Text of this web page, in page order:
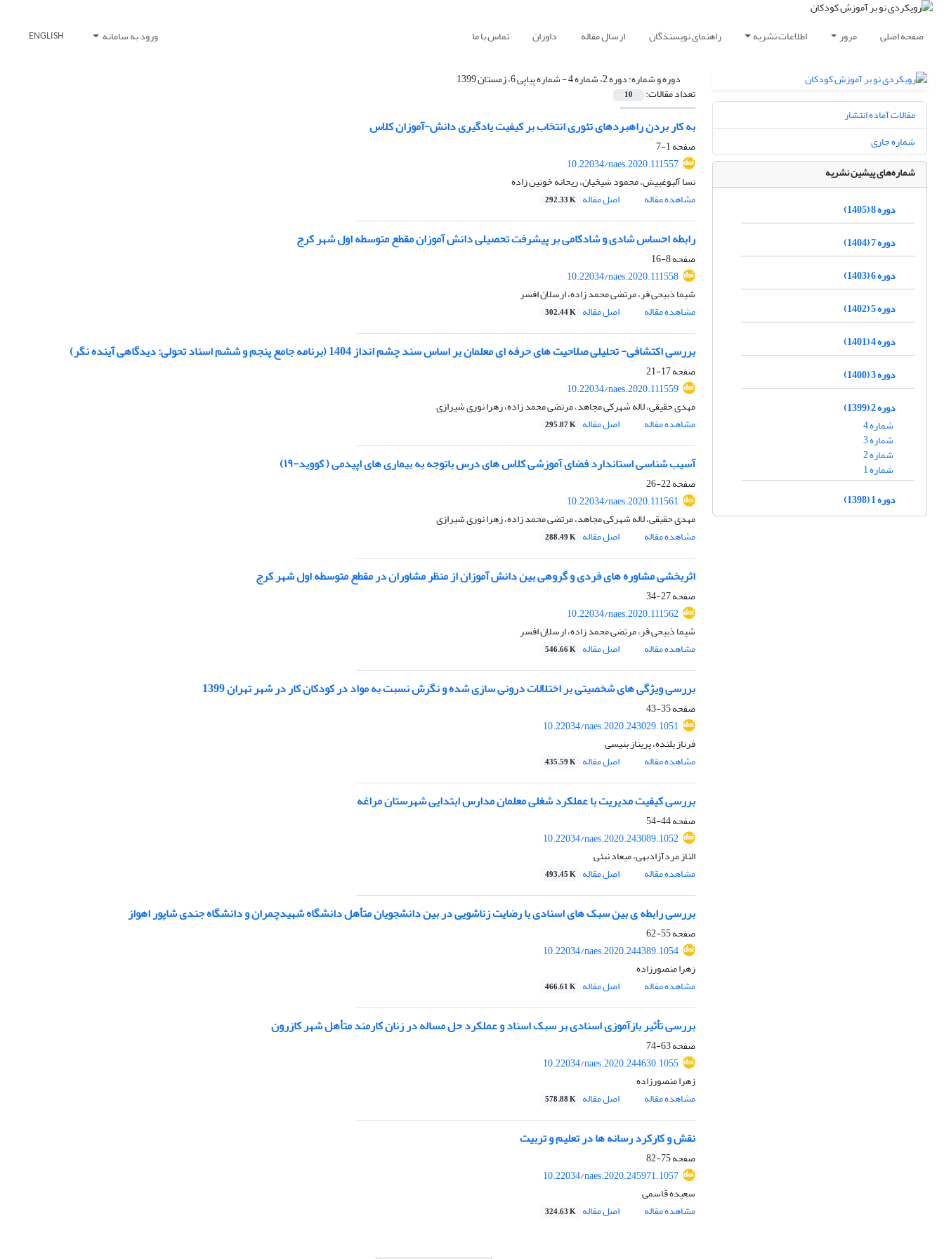
صفحه اصلی مرور اطلاعات نشریه راهنمای نویسندگان ارسال مقاله داوران تماس با ما ورود به سامانه ENGLISH
دوره و شماره:دوره 2، شماره 4 - شماره پیاپی 6، زمستان 1399
تعداد مقالات: 10
به کار بردن راهبردهای تئوری انتخاب بر کیفیت یادگیری دانش-آموزان کلاس
صفحه1-7
10.22034/naes.2020.111557
نسا آلبوغبیش، محمود شیخیان، ریحانه خونین زاده
مشاهده مقاله
اصل مقاله 292.33 K
رابطه احساس شادی و شادکامی بر پیشرفت تحصیلی دانش آموزان مقطع متوسطه اول شهر کرج
صفحه8-16
10.22034/naes.2020.111558
شیما ذبیحی فر، مرتضی محمد زاده، ارسلان افسر
مشاهده مقاله
اصل مقاله 302.44 K
بررسی اکتشافی- تحلیلی صلاحیت های حرفه ای معلمان بر اساس سند چشم انداز 1404 (برنامه جامع پنجم و ششم اسناد تحولی: دیدگاهی آینده نگر)
صفحه17-21
10.22034/naes.2020.111559
مهدی حقیقی، لاله شهرکی مجاهد، مرتضی محمد زاده، زهرا نوری شیرازی
مشاهده مقاله
اصل مقاله 295.87 K
آسیب شناسی استاندارد فضای آموزشی کلاس های درس باتوجه به بیماری های اپیدمی ( کووید-۱۹)
صفحه22-26
10.22034/naes.2020.111561
مهدی حقیقی، لاله شهرکی مجاهد، مرتضی محمد زاده، زهرا نوری شیرازی
مشاهده مقاله
اصل مقاله 288.49 K
اثربخشی مشاوره های فردی و گروهی بین دانش آموزان از منظر مشاوران در مقطع متوسطه اول شهر کرج
صفحه27-34
10.22034/naes.2020.111562
شیما ذبیحی فر، مرتضی محمد زاده، ارسلان افسر
مشاهده مقاله
اصل مقاله 546.66 K
بررسی ویژگی های شخصیتی بر اختلالات درونی سازی شده و نگرش نسبت به مواد در کودکان کار در شهر تهران 1399
صفحه35-43
10.22034/naes.2020.243029.1051
فرناز بلنده، پریناز بنیسی
مشاهده مقاله
اصل مقاله 435.59 K
بررسی کیفیت مدیریت با عملکرد شغلی معلمان مدارس ابتدایی شهرستان مراغه
صفحه44-54
10.22034/naes.2020.243089.1052
الناز مردآزادبهی، میعاد نبئی
مشاهده مقاله
اصل مقاله 493.45 K
بررسی رابطه ی بین سبک های اسنادی با رضایت زناشویی در بین دانشجویان متأهل دانشگاه شهیدچمران و دانشگاه جندی شاپور اهواز
صفحه55-62
10.22034/naes.2020.244389.1054
زهرا منصورزاده
مشاهده مقاله
اصل مقاله 466.61 K
بررسی تأثیر بازآموزی اسنادی بر سبک اسناد و عملکرد حل مساله در زنان کارمند متأهل شهر کازرون
صفحه63-74
10.22034/naes.2020.244630.1055
زهرا منصورزاده
مشاهده مقاله
اصل مقاله 578.88 K
نقش و کارکرد رسانه ها در تعلیم و تربیت
صفحه75-82
10.22034/naes.2020.245971.1057
سعیده قاسمی
مشاهده مقاله
اصل مقاله 324.63 K
مقالات آماده انتشار
شماره جاری
شماره‌های پیشین نشریه
دوره 8 (1405)
دوره 7 (1404)
دوره 6 (1403)
دوره 5 (1402)
دوره 4 (1401)
دوره 3 (1400)
دوره 2 (1399)
شماره 4
شماره 3
شماره 2
شماره 1
دوره 1 (1398)